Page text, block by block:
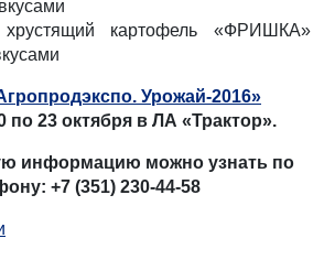
хрустящий картофель «ФРИШКА»
Урожай-2016»
по 23 октября в ЛА «Трактор».
информацию можно узнать по
+7 (351) 230-44-58